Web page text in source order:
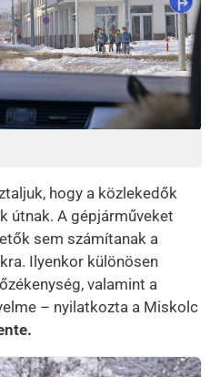
hogy a közlekedők
útnak. A gépjárműveket
sem számítanak a
Ilyenkor különösen
valamint a
– nyilatkozta a Miskolc